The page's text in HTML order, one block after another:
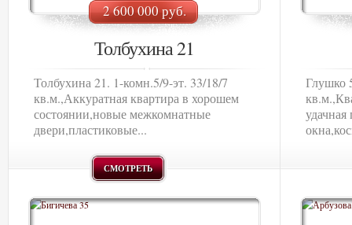
2 600 000 руб.
Толбухина 21
Толбухина 21. 1-комн.5/9-эт. 33/18/7
кв.м.,Аккуратная квартира в хорошем
состоянии,новые межкомнатные
двери,пластиковые...
СМОТРЕТЬ
Глушко